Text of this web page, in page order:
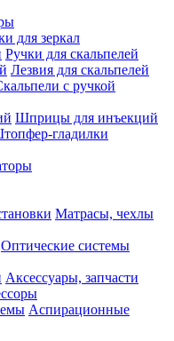
для зеркал
Ручки для скальпелей
Лезвия для скальпелей
с ручкой
Шприцы для инъекций
гладилки
Матрасы, чехлы
Оптические системы
Аксессуары, запчасти
Аспирационные